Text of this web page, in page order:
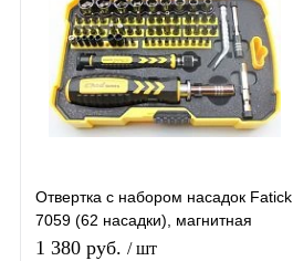
Купить в 1 клик К сравнению
В избранное Под заказ
Отвертка с набором насадок Fatick
7059 (62 насадки), магнитная
ручка-держатель для бит, пинцет
1 380 руб. / шт